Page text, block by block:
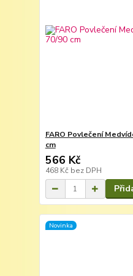
FARO Povlečení
cm
566 Kč
468 Kč bez DPH
Novinka